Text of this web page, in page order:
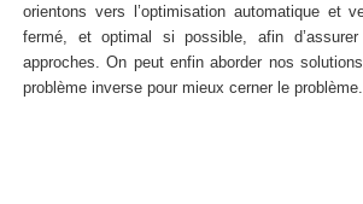
orientons vers l’optimisation automatique et
fermé, et optimal si possible, afin
approches. On peut enfin aborder nos
problème inverse pour mieux cerner le problème.